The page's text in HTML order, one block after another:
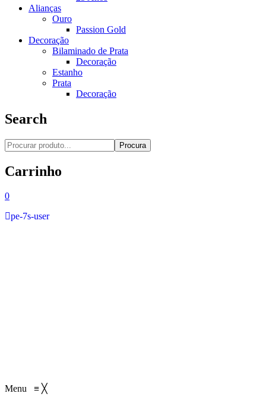
Alianças
Ouro
Passion Gold
Decoração
Bilaminado de Prata
Decoração
Estanho
Prata
Decoração
Search
Procura
Carrinho
0
pe-7s-user
Menu ≡ ╳